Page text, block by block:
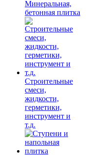
Минеральная,
бетонная плитка
Строительные
смеси,
жидкости,
герметики,
инструмент и
т.д.